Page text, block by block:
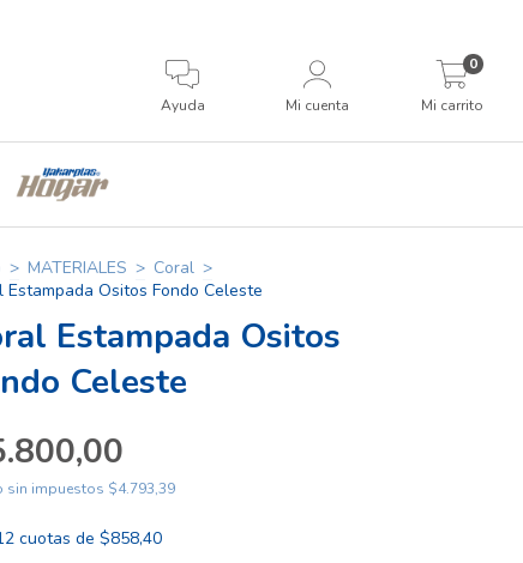
Ayuda Mi cuenta Mi carrito
0
> MATERIALES > Coral >
Estampada Ositos Fondo Celeste
Estampada Ositos
Celeste
sin impuestos $4.793,39
cuotas de $858,40